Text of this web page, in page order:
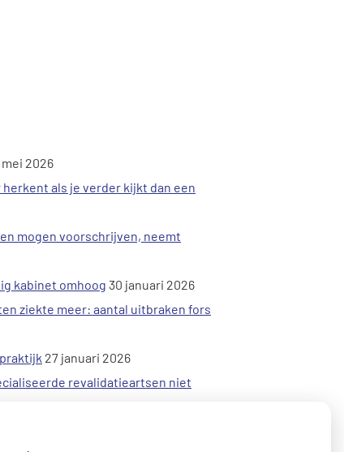
mei 2026
als je verder kijkt dan een
mogen voorschrijven, neemt
kabinet omhoog 30 januari 2026
ziekte meer: aantal uitbraken fors
27 januari 2026
revalidatieartsen niet